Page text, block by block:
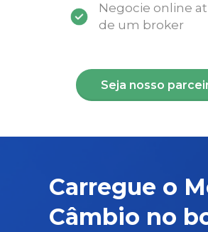
Negocie online
de um broker
Seja nosso
Carregue o
Câmbio no